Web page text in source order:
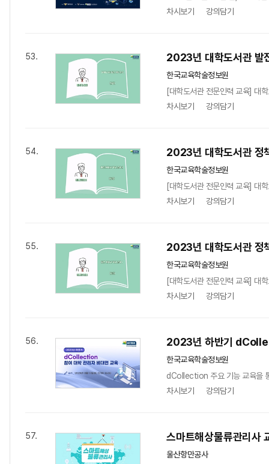
차시보기
강의담기
53. 2023년 대학도서관 발
한국교육학술정보원
[대학도서관 전문인력 교육] 대
차시보기
강의담기
54. 2023년 대학도서관 정
한국교육학술정보원
[대학도서관 전문인력 교육] 대
차시보기
강의담기
55. 2023년 대학도서관 정
한국교육학술정보원
[대학도서관 전문인력 교육] 대
차시보기
강의담기
56. 2023년 하반기
한국교육학술정보원
dCollection 주요 기능 교육을
차시보기
강의담기
57. 스마트해상물류관리사
울산항만공사